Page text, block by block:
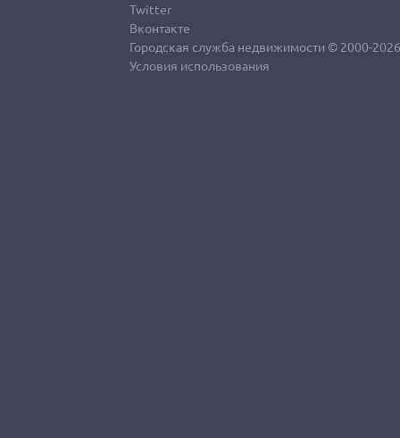
Twitter
Вконтакте
Городская служба недвижимости © 2000-2026
Условия использования